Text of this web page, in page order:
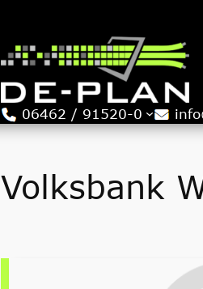
06462 / 91520-0
Volksbank